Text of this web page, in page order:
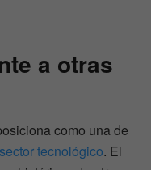
a otras
como una de
sector tecnológico. El